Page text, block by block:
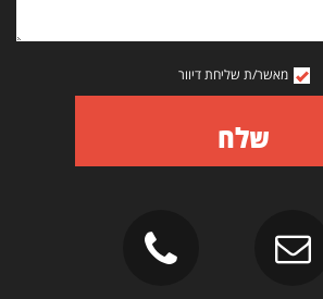
מאשר/ת שליחת דיוור
שלח